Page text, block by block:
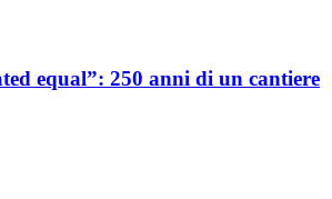
equal”: 250 anni di un cantiere